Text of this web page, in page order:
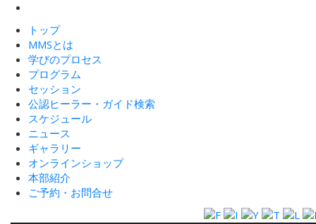
トップ
MMSとは
学びのプロセス
プログラム
セッション
公認ヒーラー・ガイド検索
スケジュール
ニュース
ギャラリー
オンラインショップ
本部紹介
ご予約・お問合せ